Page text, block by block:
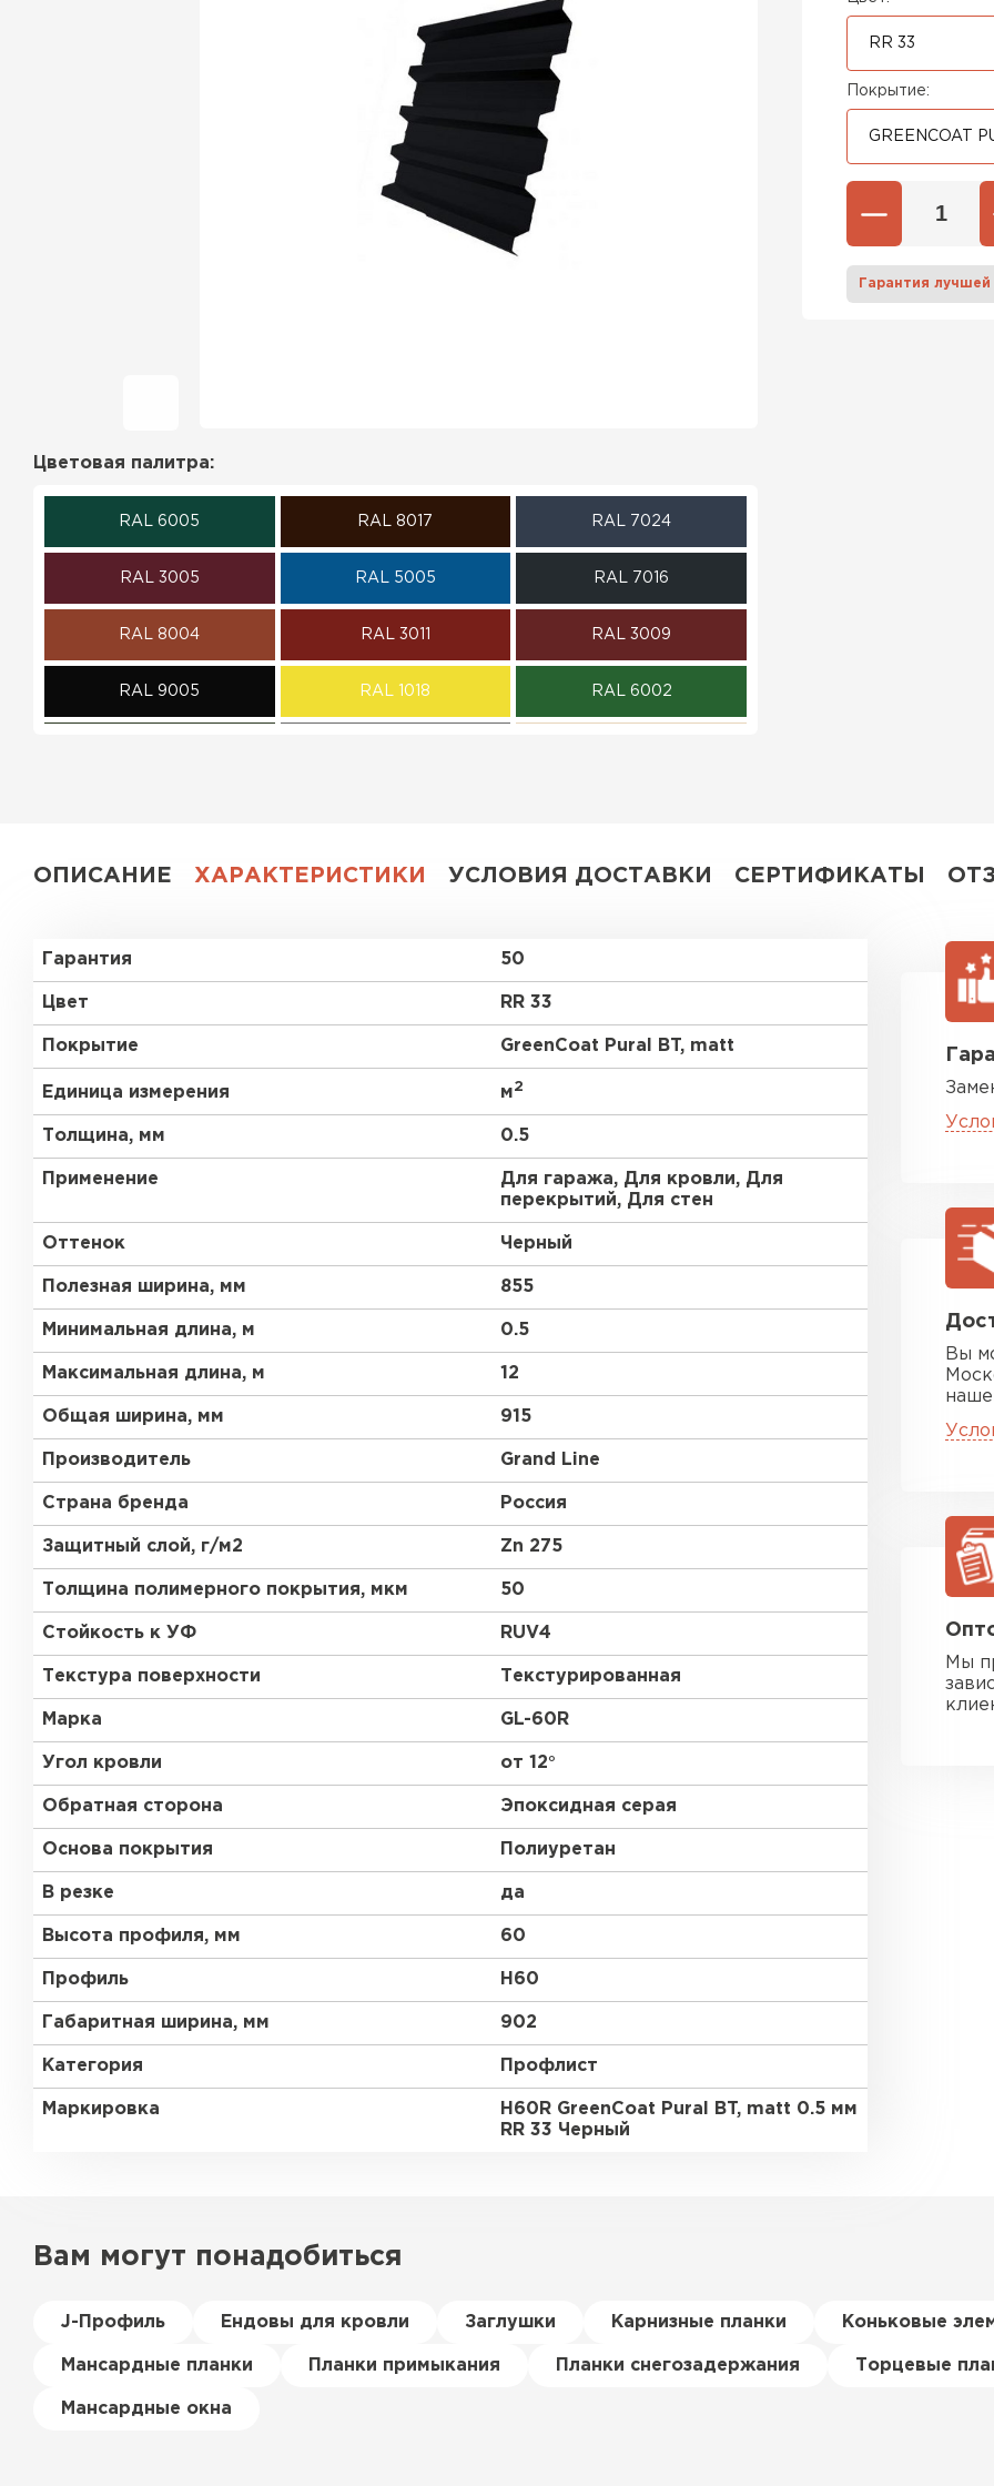
Фальцевая кровля
Гибкая черепица
Цветовая палитра:
RAL 6005 RAL 8017 RAL 7024
RAL 3005 RAL 5005 RAL 7016
RAL 8004 RAL 3011 RAL 3009
RAL 9005 RAL 1018 RAL 6002
RR 33
Покрытие:
GREENCOAT
Гарантия лучшей
ОПИСАНИЕ ХАРАКТЕРИСТИКИ УСЛОВИЯ ДОСТАВКИ СЕРТИФИКАТЫ
Гарантия 50
Цвет RR 33
Покрытие GreenCoat Pural BT, matt
Единица измерения м2
Толщина, мм 0.5
Применение
Для гаража, Для кровли, Для
перекрытий, Для стен
Оттенок Черный
Полезная ширина, мм 855
Минимальная длина, м 0.5
Максимальная длина, м 12
Общая ширина, мм 915
Производитель Grand Line
Страна бренда Россия
Защитный слой, г/м2 Zn 275
Толщина полимерного покрытия, мкм 50
Стойкость к УФ RUV4
Текстура поверхности Текстурированная
Марка GL-60R
Угол кровли от 12°
Обратная сторона Эпоксидная серая
Основа покрытия Полиуретан
В резке да
Высота профиля, мм 60
Профиль H60
Габаритная ширина, мм 902
Категория Профлист
Маркировка
H60R GreenCoat Pural BT, matt 0.5 мм
RR 33 Черный
Вы
Мы
Вам могут понадобиться
J-Профиль Ендовы для кровли Заглушки Карнизные планки Коньковые
Мансардные планки Планки примыкания Планки снегозадержания Торцевые
Мансардные окна
Профилированный лист
ПЕРЕЙТИ
ПЕРЕЙТИ
Цементно-
Керамическая черепица